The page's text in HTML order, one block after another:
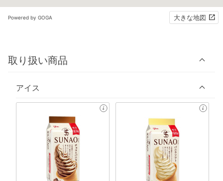
Powered by GOGA 大きな地図
取り扱い商品
アイス